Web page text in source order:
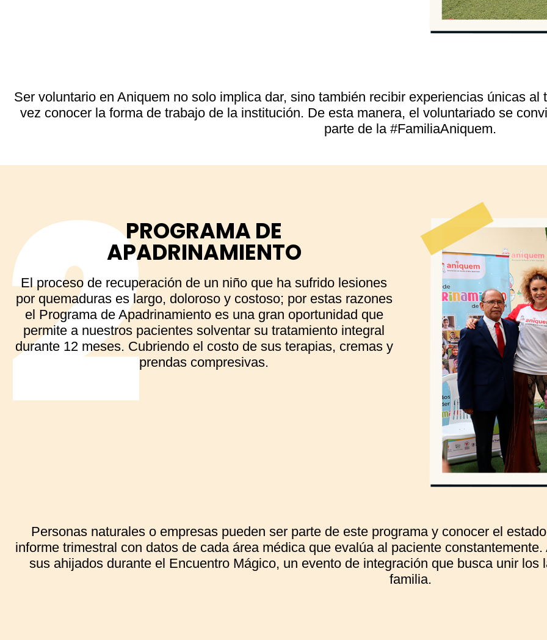
Ser voluntario en Aniquem no solo implica dar, sino también recibir experiencias únicas
vez conocer la forma de trabajo de la institución. De esta manera, el voluntariado se
parte de la #FamiliaAniquem.
PROGRAMA DE
APADRINAMIENTO
El proceso de recuperación de un niño que ha sufrido lesiones
por quemaduras es largo, doloroso y costoso; por estas razones
el Programa de Apadrinamiento es una gran oportunidad que
permite a nuestros pacientes solventar su tratamiento integral
durante 12 meses. Cubriendo el costo de sus terapias, cremas y
prendas compresivas.
Personas naturales o empresas pueden ser parte de este programa y conocer el
informe trimestral con datos de cada área médica que evalúa al paciente
sus ahijados durante el Encuentro Mágico, un evento de integración que busca unir
familia.